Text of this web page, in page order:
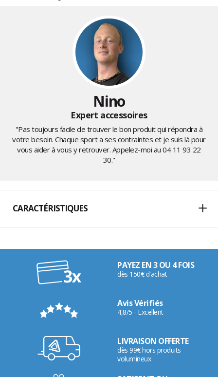
Nino
Expert accessoires
"Pas toujours facile de trouver le bon produit qui répondra à
votre besoin. Chaque sport a ses contraintes et je suis là pour
vous aider à vous y retrouver. Appelez-moi au04 11 93 22
30."
CARACTÉRISTIQUES
PAYEZ EN 3 OU 4 FOIS
dès 150€ d'achat
Avis Vérifiés
4,8/5 - Excellent
LIVRAISON OFFERTE
dès 99€ hors produits
volumineux